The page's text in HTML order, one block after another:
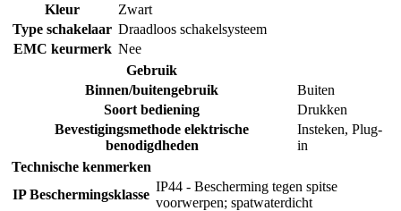
Kleur
Zwart
Type schakelaar Draadloos schakelsysteem
EMC keurmerk Nee
Gebruik
Binnen/buitengebruik
Buiten
Soort bediening
Drukken
Bevestigingsmethode elektrische
benodigdheden
Insteken, Plug-
in
Technische kenmerken
IP Beschermingsklasse
IP44 - Bescherming tegen spitse
voorwerpen; spatwaterdicht